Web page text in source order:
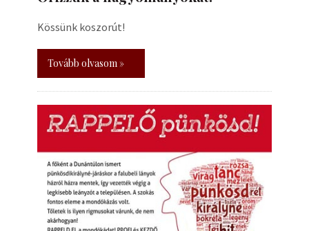
Kössünk koszorút!
Tovább olvasom »